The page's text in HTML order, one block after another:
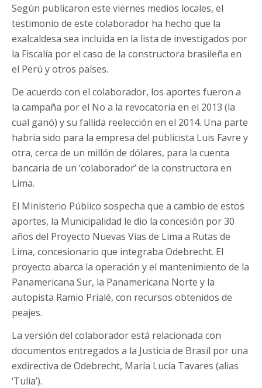
Según publicaron este viernes medios locales, el
testimonio de este colaborador ha hecho que la
exalcaldesa sea incluida en la lista de investigados por
la Fiscalía por el caso de la constructora brasileña en
el Perú y otros países.
De acuerdo con el colaborador, los aportes fueron a
la campaña por el No a la revocatoria en el 2013 (la
cual ganó) y su fallida reelección en el 2014. Una parte
habría sido para la empresa del publicista Luis Favre y
otra, cerca de un millón de dólares, para la cuenta
bancaria de un ‘colaborador’ de la constructora en
Lima.
El Ministerio Público sospecha que a cambio de estos
aportes, la Municipalidad le dio la concesión por 30
años del Proyecto Nuevas Vías de Lima a Rutas de
Lima, concesionario que integraba Odebrecht. El
proyecto abarca la operación y el mantenimiento de la
Panamericana Sur, la Panamericana Norte y la
autopista Ramio Prialé, con recursos obtenidos de
peajes.
La versión del colaborador está relacionada con
documentos entregados a la Justicia de Brasil por una
exdirectiva de Odebrecht, María Lucía Tavares (alias
‘Tulia’).